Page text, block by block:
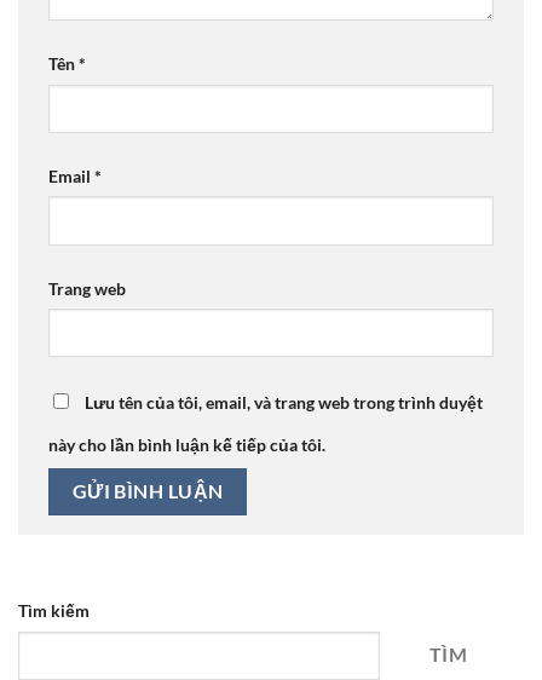
Tên*
Email *
Trang web
Lưu tên của tôi, email, và trang web trong trình duyệt
này cho lần bình luận kế tiếp của tôi.
Tìm kiếm
TÌM